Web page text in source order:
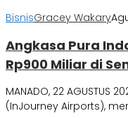
BisnisGracey Wakary
Angkasa Pura
Rp900 Miliar di
MANADO, 22 AGUSTUS
(InJourney Airports),